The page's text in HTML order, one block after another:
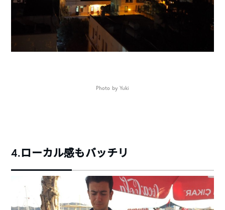
Photo by Yuki
4.ローカル感もバッチリ